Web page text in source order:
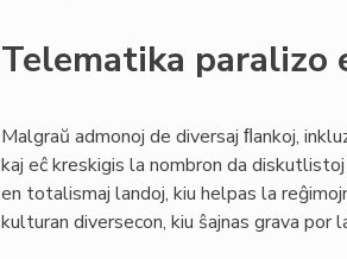
Telematika paralizo
Malgraŭ admonoj de diversaj ﬂankoj,
kaj eĉ kreskigis la nombron da
en totalismaj landoj, kiu helpas la
kulturan diversecon, kiu ŝajnas grava por